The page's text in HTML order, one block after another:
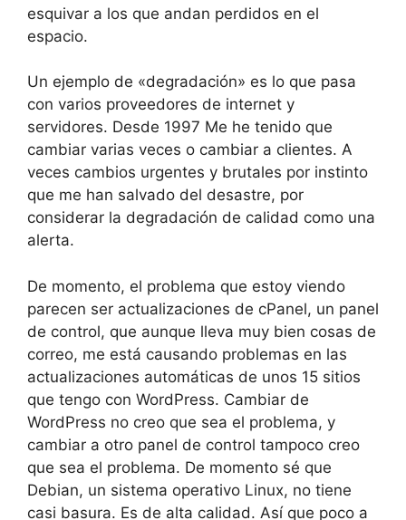
esquivar a los que andan perdidos en el
espacio.
Un ejemplo de «degradación» es lo que pasa
con varios proveedores de internet y
servidores. Desde 1997 Me he tenido que
cambiar varias veces o cambiar a clientes. A
veces cambios urgentes y brutales por instinto
que me han salvado del desastre, por
considerar la degradación de calidad como una
alerta.
De momento, el problema que estoy viendo
parecen ser actualizaciones de cPanel, un panel
de control, que aunque lleva muy bien cosas de
correo, me está causando problemas en las
actualizaciones automáticas de unos 15 sitios
que tengo con WordPress. Cambiar de
WordPress no creo que sea el problema, y
cambiar a otro panel de control tampoco creo
que sea el problema. De momento sé que
Debian, un sistema operativo Linux, no tiene
casi basura. Es de alta calidad. Así que poco a